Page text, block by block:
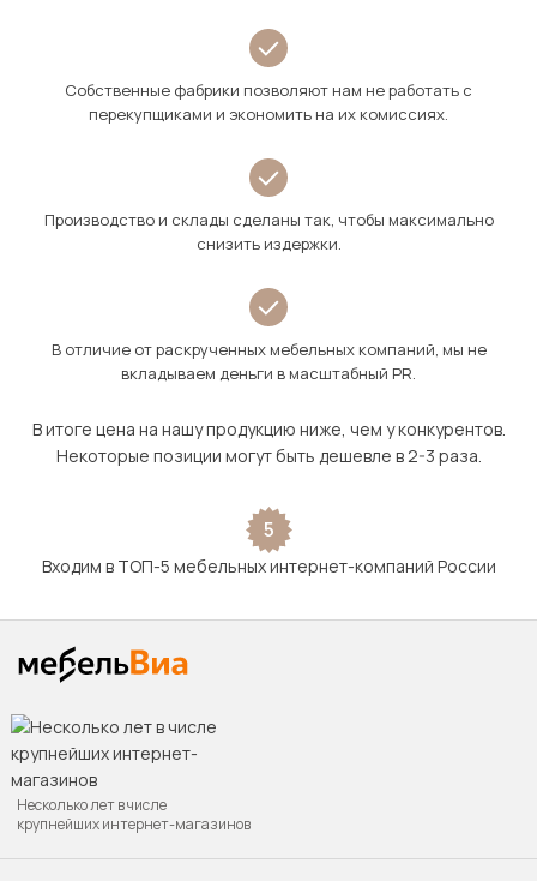
Собственные фабрики позволяют нам не работать с
перекупщиками и экономить на их комиссиях.
Производство и склады сделаны так, чтобы максимально
снизить издержки.
В отличие от раскрученных мебельных компаний, мы не
вкладываем деньги в масштабный PR.
В итоге цена на нашу продукцию ниже, чем у конкурентов.
Некоторые позиции могут быть дешевле в 2-3 раза.
5
Входим в ТОП-5 мебельных интернет-компаний России
Несколько лет в числе
крупнейших интернет-магазинов